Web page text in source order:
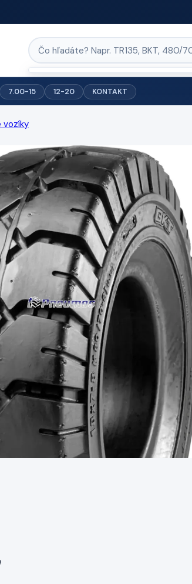
7.00-15 12-20 KONTAKT
vozíky